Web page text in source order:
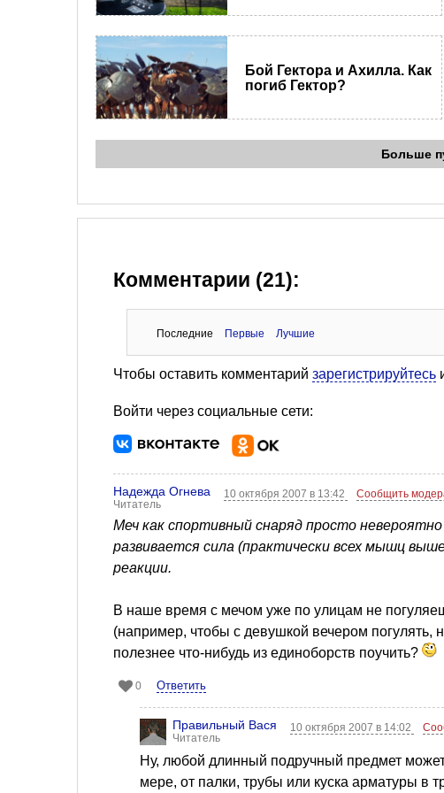
Бой Гектора и Ахилла. Как
погиб Гектор?
Больше
Комментарии (21):
Последние Первые Лучшие
Чтобы оставить комментарий зарегистрируйтесь
Войти через социальные сети:
Надежда Огнева
Читатель
10 октября 2007 в 13:42 Сообщить
Меч как спортивный снаряд просто
развивается сила (практически всех мышц
реакции.
В наше время с мечом уже по улицам не
(например, чтобы с девушкой вечером погулять,
полезнее что-нибудь из единоборств поучить?
0 Ответить
Правильный Вася
Читатель
10 октября 2007 в 14:02
Ну, любой длинный подручный предмет
мере, от палки, трубы или куска арматуры в